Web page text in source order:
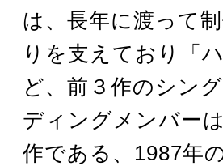
は、長年に渡って
りを支えており「
ど、前３作のシン
ディングメンバー
作である、1987年